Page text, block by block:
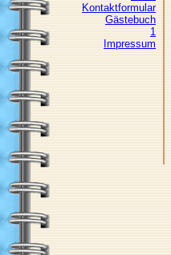
Kontaktformular
Gästebuch
1
Impressum